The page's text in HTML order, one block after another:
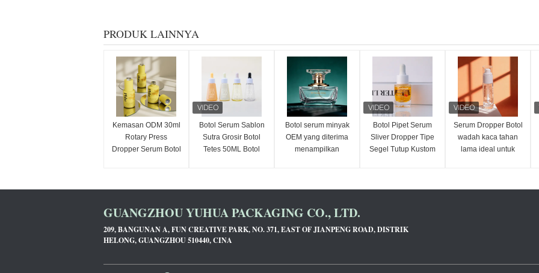
PRODUK LAINNYA
Kemasan ODM 30ml
Rotary Press
Dropper Serum Botol
Botol Serum Sablon
Sutra Grosir Botol
Tetes 50ML Botol
Botol serum minyak
OEM yang diterima
menampilkan
minyak esensial
kosmetik perawatan
kulit
Botol Pipet Serum
Sliver Dropper Tipe
Segel Tutup Kustom
Serum Dropper Botol
wadah kaca tahan
lama ideal untuk
GUANGZHOU YUHUA PACKAGING CO., LTD.
209, BANGUNAN A, FUN CREATIVE PARK, NO. 371, EAST OF JIANPENG ROAD, DISTRIK
HELONG, GUANGZHOU 510440, CINA